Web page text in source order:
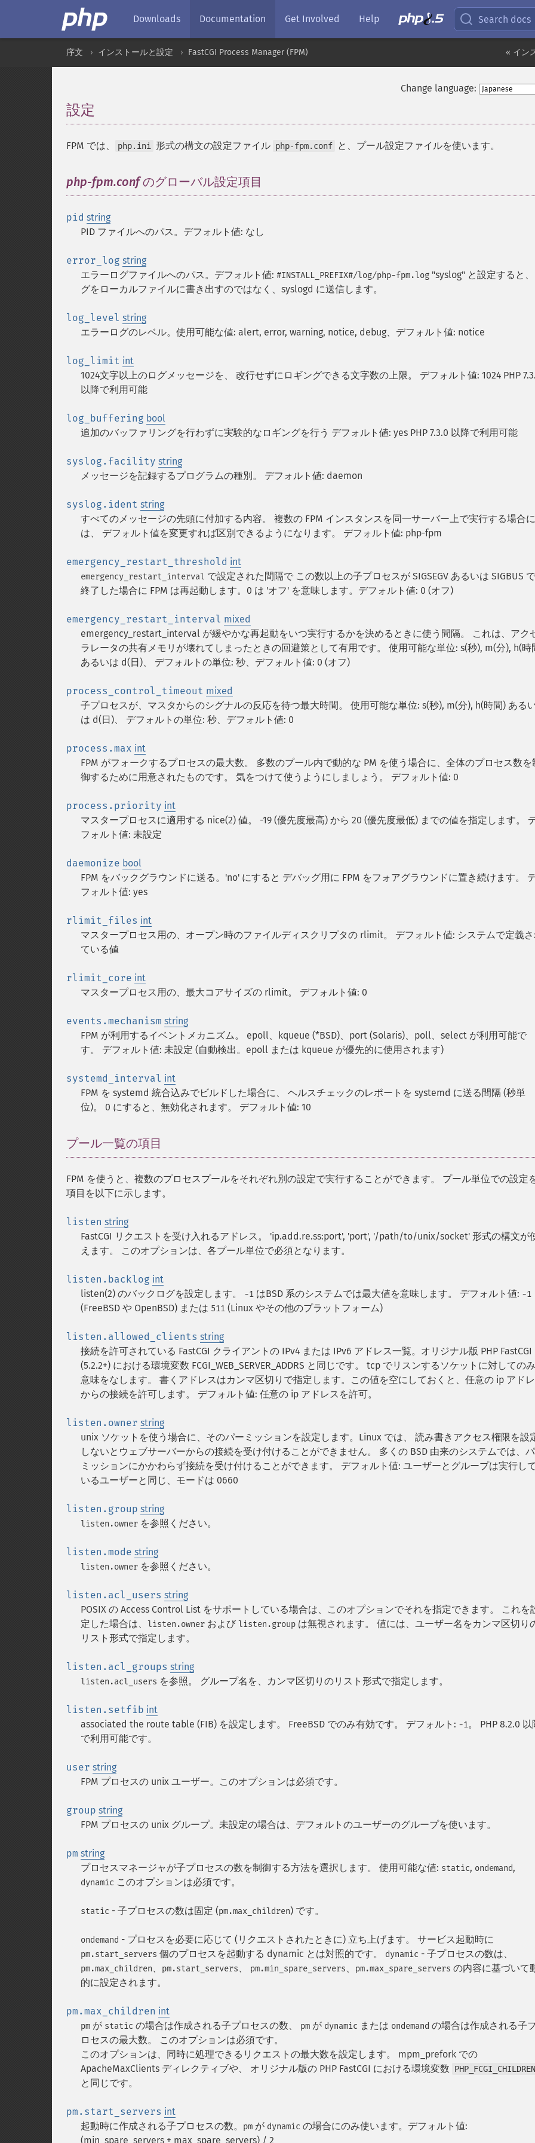
Downloads Documentation Get Involved Help Search docs
« イン
序文 インストールと設定 FastCGI Process Manager (FPM)
Change language:
設定
FPM では、 php.ini 形式の構文の設定ファイル php-fpm.conf と、プール設定ファイルを使います。
php-fpm.confのグローバル設定項目
pid string
PID ファイルへのパス。デフォルト値: なし
error_log string
エラーログファイルへのパス。デフォルト値: #INSTALL_PREFIX#/log/php-fpm.log "syslog" と設定すると、
グをローカルファイルに書き出すのではなく、syslogd に送信します。
log_level string
エラーログのレベル。使用可能な値: alert, error, warning, notice, debug、デフォルト値: notice
log_limit int
1024文字以上のログメッセージを、 改行せずにロギングできる文字数の上限。 デフォルト値: 1024 PHP
以降で利用可能
log_buffering bool
追加のバッファリングを行わずに実験的なロギングを行う デフォルト値: yes PHP 7.3.0 以降で利用可能
syslog.facility string
メッセージを記録するプログラムの種別。 デフォルト値: daemon
syslog.ident string
すべてのメッセージの先頭に付加する内容。 複数の FPM インスタンスを同一サーバー上で実行する場合に
は、 デフォルト値を変更すれば区別できるようになります。 デフォルト値: php-fpm
emergency_restart_threshold int
emergency_restart_interval で設定された間隔で この数以上の子プロセスが SIGSEGV あるいは SIGBUS で
終了した場合に FPM は再起動します。0 は 'オフ' を意味します。デフォルト値: 0 (オフ)
emergency_restart_interval mixed
emergency_restart_interval が緩やかな再起動をいつ実行するかを決めるときに使う間隔。 これは、アク
ラレータの共有メモリが壊れてしまったときの回避策として有用です。 使用可能な単位: s(秒), m(分), h(時
あるいは d(日)、 デフォルトの単位: 秒、デフォルト値: 0 (オフ)
process_control_timeout mixed
子プロセスが、マスタからのシグナルの反応を待つ最大時間。 使用可能な単位: s(秒), m(分), h(時間) ある
は d(日)、 デフォルトの単位: 秒、デフォルト値: 0
process.max int
FPM がフォークするプロセスの最大数。 多数のプール内で動的な PM を使う場合に、全体のプロセス数を
御するために用意されたものです。 気をつけて使うようにしましょう。 デフォルト値: 0
process.priority int
マスタープロセスに適用する nice(2) 値。 -19 (優先度最高) から 20 (優先度最低) までの値を指定します。
フォルト値: 未設定
daemonize bool
FPM をバックグラウンドに送る。'no' にすると デバッグ用に FPM をフォアグラウンドに置き続けます。
フォルト値: yes
rlimit_files int
マスタープロセス用の、オープン時のファイルディスクリプタの rlimit。 デフォルト値: システムで定義
ている値
rlimit_core int
マスタープロセス用の、最大コアサイズの rlimit。 デフォルト値: 0
events.mechanism string
FPM が利用するイベントメカニズム。 epoll、kqueue (*BSD)、port (Solaris)、poll、select が利用可能で
す。 デフォルト値: 未設定 (自動検出。epoll または kqueue が優先的に使用されます)
systemd_interval int
FPM を systemd 統合込みでビルドした場合に、 ヘルスチェックのレポートを systemd に送る間隔 (秒単
位)。 0 にすると、無効化されます。 デフォルト値: 10
プール一覧の項目
FPM を使うと、複数のプロセスプールをそれぞれ別の設定で実行することができます。 プール単位での設定
項目を以下に示します。
listen string
FastCGI リクエストを受け入れるアドレス。 'ip.add.re.ss:port', 'port', '/path/to/unix/socket' 形式の構文が
えます。 このオプションは、各プール単位で必須となります。
listen.backlog int
listen(2) のバックログを設定します。
-1 はBSD 系のシステムでは最大値を意味します。 デフォルト値: -1
(FreeBSD や OpenBSD) または 511 (Linux やその他のプラットフォーム)
listen.allowed_clients string
接続を許可されている FastCGI クライアントの IPv4 または IPv6 アドレス一覧。オリジナル版 PHP FastCGI
(5.2.2+) における環境変数 FCGI_WEB_SERVER_ADDRS と同じです。 tcp でリスンするソケットに対してのみ
意味をなします。 書くアドレスはカンマ区切りで指定します。この値を空にしておくと、任意の ip アド
からの接続を許可します。 デフォルト値: 任意の ip アドレスを許可。
listen.owner string
unix ソケットを使う場合に、そのパーミッションを設定します。Linux では、 読み書きアクセス権限を設
しないとウェブサーバーからの接続を受け付けることができません。 多くの BSD 由来のシステムでは、
ミッションにかかわらず接続を受け付けることができます。 デフォルト値: ユーザーとグループは実行して
いるユーザーと同じ、モードは 0660
listen.group string
listen.owner を参照ください。
listen.mode string
listen.owner を参照ください。
listen.acl_users string
POSIX の Access Control List をサポートしている場合は、このオプションでそれを指定できます。 これを
定した場合は、 listen.owner および listen.group は無視されます。 値には、ユーザー名をカンマ区切り
リスト形式で指定します。
listen.acl_groups string
listen.acl_users を参照。 グループ名を、カンマ区切りのリスト形式で指定します。
listen.setfib int
associated the route table (FIB) を設定します。 FreeBSD でのみ有効です。 デフォルト: -1。 PHP 8.2.0 以
で利用可能です。
user string
FPM プロセスの unix ユーザー。このオプションは必須です。
group string
FPM プロセスの unix グループ。未設定の場合は、デフォルトのユーザーのグループを使います。
pm string
プロセスマネージャが子プロセスの数を制御する方法を選択します。 使用可能な値: static, ondemand,
dynamic このオプションは必須です。
static - 子プロセスの数は固定 (pm.max_children) です。
ondemand - プロセスを必要に応じて (リクエストされたときに) 立ち上げます。 サービス起動時に
pm.start_servers 個のプロセスを起動する dynamic とは対照的です。 dynamic - 子プロセスの数は、
pm.max_children、 pm.start_servers、 pm.min_spare_servers、 pm.max_spare_servers の内容に基づいて
的に設定されます。
pm.max_children int
pm が static の場合は作成される子プロセスの数、 pm が dynamic または ondemand の場合は作成される子
ロセスの最大数。 このオプションは必須です。
このオプションは、同時に処理できるリクエストの最大数を設定します。 mpm_prefork での
ApacheMaxClients ディレクティブや、 オリジナル版の PHP FastCGI における環境変数
PHP_FCGI_CHILDREN
と同じです。
pm.start_servers int
起動時に作成される子プロセスの数。
pm が dynamic の場合にのみ使います。デフォルト値:
(min_spare_servers + max_spare_servers) / 2